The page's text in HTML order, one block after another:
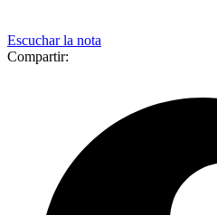
Escuchar la nota
Compartir: